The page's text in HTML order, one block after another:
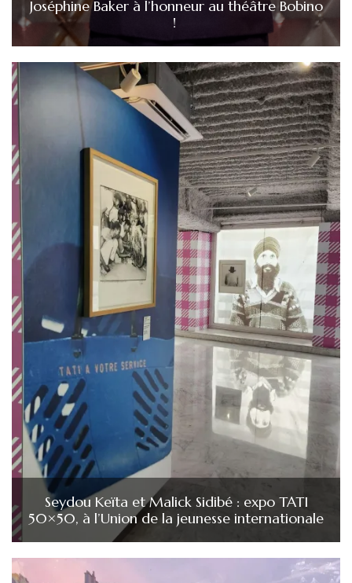
Joséphine Baker à l’honneur au théâtre Bobino
!
Seydou Keïta et Malick Sidibé : expo TATI
50×50, à l’Union de la jeunesse internationale